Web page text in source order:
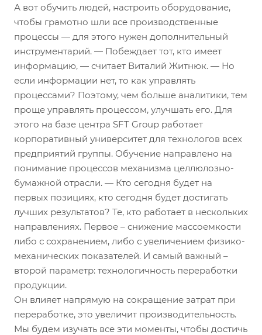
А вот обучить людей, настроить оборудование,
чтобы грамотно шли все производственные
процессы — для этого нужен дополнительный
инструментарий. — Побеждает тот, кто имеет
информацию, — считает Виталий Житнюк. — Но
если информации нет, то как управлять
процессами? Поэтому, чем больше аналитики, тем
проще управлять процессом, улучшать его. Для
этого на базе центра SFT Group работает
корпоративный университет для технологов всех
предприятий группы. Обучение направлено на
понимание процессов механизма целлюлозно-
бумажной отрасли. — Кто сегодня будет на
первых позициях, кто сегодня будет достигать
лучших результатов? Те, кто работает в нескольких
направлениях. Первое – снижение массоемкости
либо с сохранением, либо с увеличением физико-
механических показателей. И самый важный –
второй параметр: технологичность переработки
продукции.
Он влияет напрямую на сокращение затрат при
переработке, это увеличит производительность.
Мы будем изучать все эти моменты, чтобы достичь